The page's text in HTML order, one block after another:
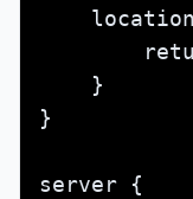
    }
}
server {